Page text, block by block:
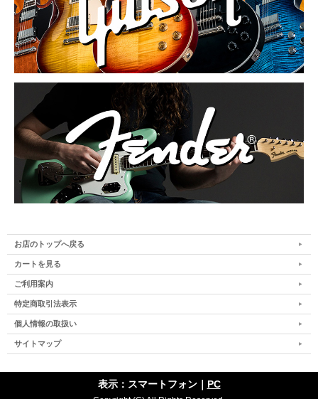
お店のトップへ戻る
カートを見る
ご利用案内
特定商取引法表示
個人情報の取扱い
サイトマップ
表示：スマートフォン｜ PC